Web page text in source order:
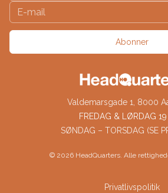
Abonner
Valdemarsgade 1, 8000
FREDAG & LØRDAG
SØNDAG – TORSDAG (SE
© 2026 HeadQuarters. Alle
Privatlivspolitik